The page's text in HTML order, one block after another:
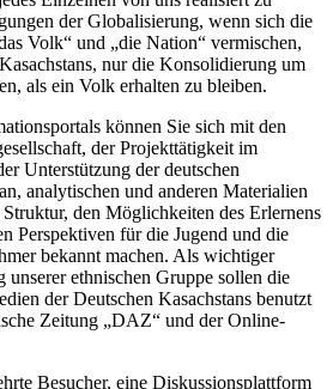
der Globalisierung, wenn sich die
Volk“ und „die Nation“ vermischen,
nur die Konsolidierung um
als ein Volk erhalten zu bleiben.
können Sie sich mit den
der Projekttätigkeit im
Unterstützung der deutschen
analytischen und anderen Materialien
den Möglichkeiten des Erlernens
Perspektiven für die Jugend und die
bekannt machen. Als wichtiger
ethnischen Gruppe sollen die
der Deutschen Kasachstans benutzt
Zeitung „DAZ“ und der Online-
Besucher, eine Diskussionsplattform